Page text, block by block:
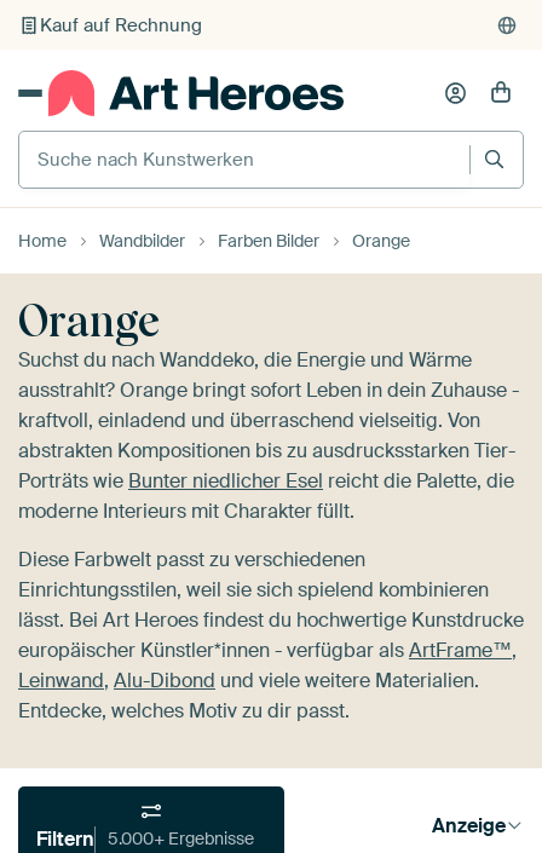
Individueller Druck auf Bestellung
Suche nach Kunstwerken
Home Wandbilder Farben Bilder Orange
Orange
Suchst du nach Wanddeko, die Energie und Wärme
ausstrahlt? Orange bringt sofort Leben in dein Zuhause -
kraftvoll, einladend und überraschend vielseitig. Von
abstrakten Kompositionen bis zu ausdrucksstarken Tier-
Porträts wie Bunter niedlicher Esel reicht die Palette, die
moderne Interieurs mit Charakter füllt.
Diese Farbwelt passt zu verschiedenen
Einrichtungsstilen, weil sie sich spielend kombinieren
lässt. Bei Art Heroes findest du hochwertige Kunstdrucke
europäischer Künstler*innen - verfügbar alsArtFrame™,
Leinwand, Alu-Dibond und viele weitere Materialien.
Entdecke, welches Motiv zu dir passt.
Filtern 5.000+ Ergebnisse Anzeige